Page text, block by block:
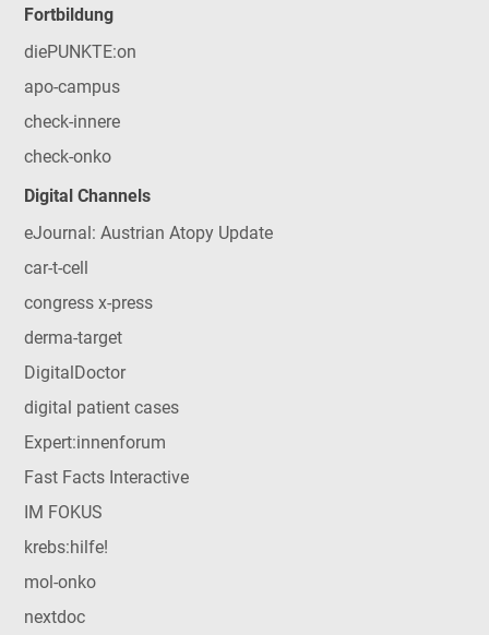
Fortbildung
diePUNKTE:on
apo-campus
check-innere
check-onko
Digital Channels
eJournal: Austrian Atopy Update
car-t-cell
congress x-press
derma-target
DigitalDoctor
digital patient cases
Expert:innenforum
Fast Facts Interactive
IM FOKUS
krebs:hilfe!
mol-onko
nextdoc